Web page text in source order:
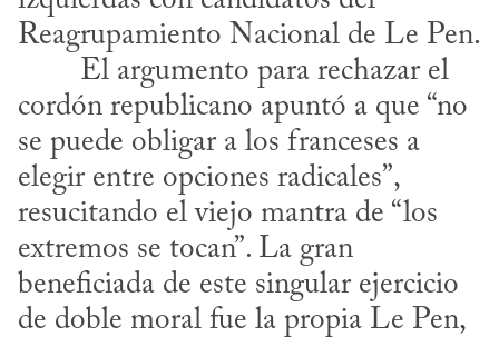
Reagrupamiento Nacional de Le Pen.
cordón republicano apuntó a que “no
se puede obligar a los franceses a
elegir entre opciones radicales”,
resucitando el viejo mantra de “los
extremos se tocan”. La gran
beneficiada de este singular ejercicio
de doble moral fue la propia Le Pen,